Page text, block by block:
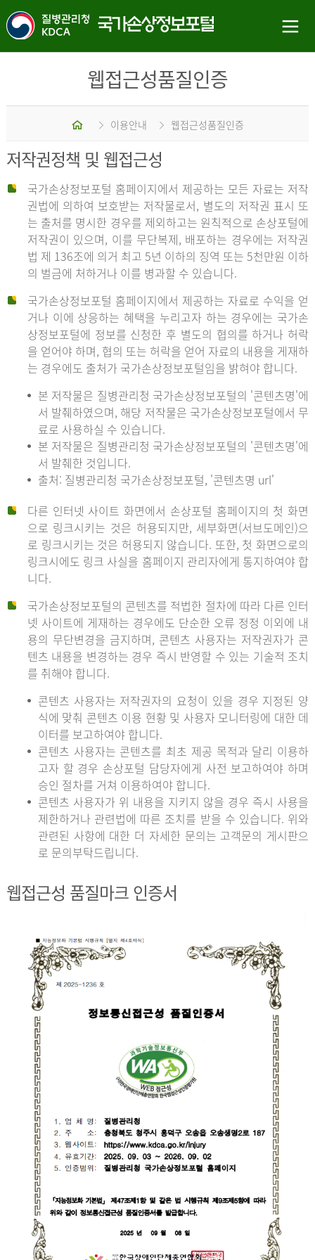
웹접근성품질인증
홈 이용안내 웹접근성품질인증
저작권정책 및 웹접근성
국가손상정보포털 홈페이지에서 제공하는 모든 자료는 저작
권법에 의하여 보호받는 저작물로서, 별도의 저작권 표시 또
는 출처를 명시한 경우를 제외하고는 원칙적으로 손상포털에
저작권이 있으며, 이를 무단복제, 배포하는 경우에는 저작권
법 제 136조에 의거 최고 5년 이하의 징역 또는 5천만원 이하
의 벌금에 처하거나 이를 병과할 수 있습니다.
국가손상정보포털 홈페이지에서 제공하는 자료로 수익을 얻
거나 이에 상응하는 혜택을 누리고자 하는 경우에는 국가손
상정보포털에 정보를 신청한 후 별도의 협의를 하거나 허락
을 얻어야 하며, 협의 또는 허락을 얻어 자료의 내용을 게재하
는 경우에도 출처가 국가손상정보포털임을 밝혀야 합니다.
본 저작물은 질병관리청 국가손상정보포털의 '콘텐츠명'에
서 발췌하였으며, 해당 저작물은 국가손상정보포털에서 무
료로 사용하실 수 있습니다.
본 저작물은 질병관리청 국가손상정보포털의 '콘텐츠명'에
서 발췌한 것입니다.
출처: 질병관리청 국가손상정보포털, '콘텐츠명 url'
다른 인터넷 사이트 화면에서 손상포털 홈페이지의 첫 화면
으로 링크시키는 것은 허용되지만, 세부화면(서브도메인)으
로 링크시키는 것은 허용되지 않습니다. 또한, 첫 화면으로의
링크시에도 링크 사실을 홈페이지 관리자에게 통지하여야 합
니다.
국가손상정보포털의 콘텐츠를 적법한 절차에 따라 다른 인터
넷 사이트에 게재하는 경우에도 단순한 오류 정정 이외에 내
용의 무단변경을 금지하며, 콘텐츠 사용자는 저작권자가 콘
텐츠 내용을 변경하는 경우 즉시 반영할 수 있는 기술적 조치
를 취해야 합니다.
콘텐츠 사용자는 저작권자의 요청이 있을 경우 지정된 양
식에 맞춰 콘텐츠 이용 현황 및 사용자 모니터링에 대한 데
이터를 보고하여야 합니다.
콘텐츠 사용자는 콘텐츠를 최초 제공 목적과 달리 이용하
고자 할 경우 손상포털 담당자에게 사전 보고하여야 하며
승인 절차를 거쳐 이용하여야 합니다.
콘텐츠 사용자가 위 내용을 지키지 않을 경우 즉시 사용을
제한하거나 관련법에 따른 조치를 받을 수 있습니다. 위와
관련된 사항에 대한 더 자세한 문의는 고객문의 게시판으
로 문의부탁드립니다.
웹접근성 품질마크 인증서